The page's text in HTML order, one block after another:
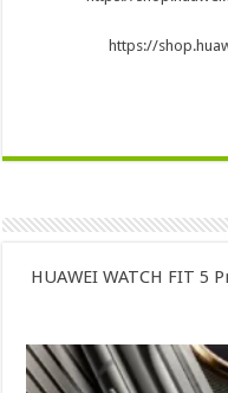
https://
HUAWEI WATCH FIT 5